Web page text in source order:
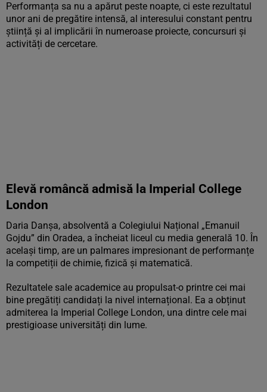
Performanța sa nu a apărut peste noapte, ci este rezultatul
unor ani de pregătire intensă, al interesului constant pentru
știință și al implicării în numeroase proiecte, concursuri și
activități de cercetare.
Elevă româncă admisă la Imperial College
London
Daria Danșa, absolventă a Colegiului Național „Emanuil
Gojdu” din Oradea, a încheiat liceul cu media generală 10. În
același timp, are un palmares impresionant de performanțe
la competiții de chimie, fizică și matematică.
Rezultatele sale academice au propulsat-o printre cei mai
bine pregătiți candidați la nivel internațional. Ea a obținut
admiterea la Imperial College London, una dintre cele mai
prestigioase universități din lume.